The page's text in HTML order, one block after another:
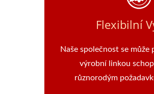
Flexibilní
Naše společnost se
výrobní linkou
různorodým